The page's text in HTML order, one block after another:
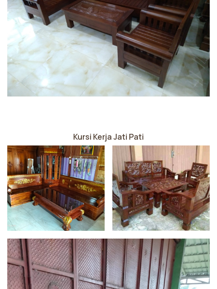
Kursi Kerja Jati Pati